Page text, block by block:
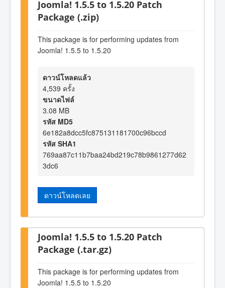
Joomla! 1.5.5 to 1.5.20 Patch
Package (.zip)
This package is for performing updates from
Joomla! 1.5.5 to 1.5.20
ดาวน์โหลดแล้ว
4,539 ครั้ง
ขนาดไฟล์
3.08 MB
รหัส MD5
6e182a8dcc5fc875131181700c96bccd
รหัส SHA1
769aa87c11b7baa24bd219c78b9861277d62
3dc6
ดาวน์โหลดเลย
Joomla! 1.5.5 to 1.5.20 Patch
Package (.tar.gz)
This package is for performing updates from
Joomla! 1.5.5 to 1.5.20